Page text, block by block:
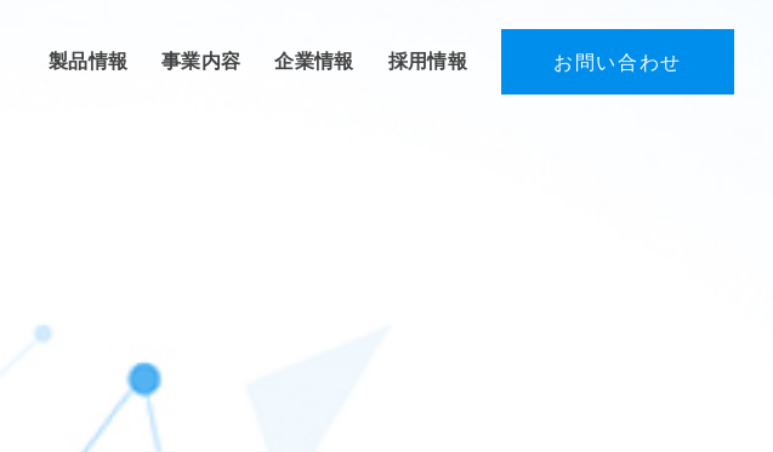
製品情報 事業内容 企業情報 採用情報 お問い合わせ